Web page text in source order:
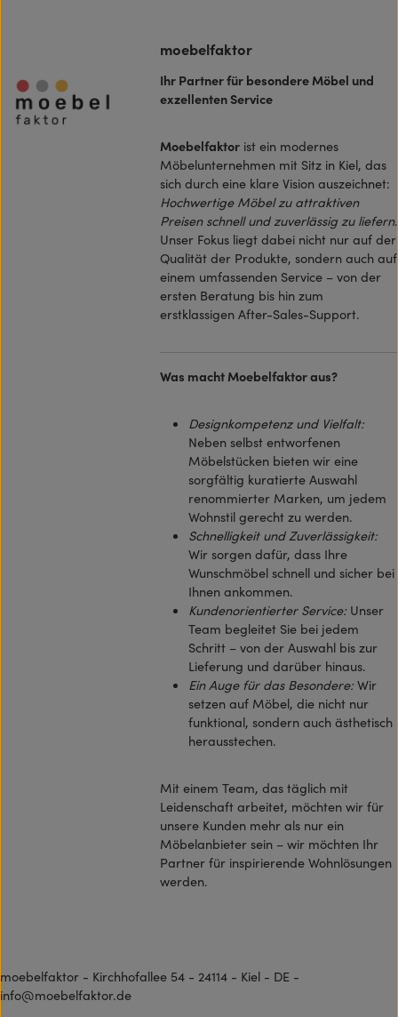
moebelfaktor
Ihr Partner für besondere Möbel und
exzellenten Service
Moebelfaktor ist ein modernes
Möbelunternehmen mit Sitz in Kiel, das
sich durch eine klare Vision auszeichnet:
Hochwertige Möbel zu attraktiven
Preisen schnell und zuverlässig zu liefern.
Unser Fokus liegt dabei nicht nur auf der
Qualität der Produkte, sondern auch auf
einem umfassenden Service – von der
ersten Beratung bis hin zum
erstklassigen After-Sales-Support.
Was macht Moebelfaktor aus?
Designkompetenz und Vielfalt:
Neben selbst entworfenen
Möbelstücken bieten wir eine
sorgfältig kuratierte Auswahl
renommierter Marken, um jedem
Wohnstil gerecht zu werden.
Schnelligkeit und Zuverlässigkeit:
Wir sorgen dafür, dass Ihre
Wunschmöbel schnell und sicher bei
Ihnen ankommen.
Kundenorientierter Service: Unser
Team begleitet Sie bei jedem
Schritt – von der Auswahl bis zur
Lieferung und darüber hinaus.
Ein Auge für das Besondere: Wir
setzen auf Möbel, die nicht nur
funktional, sondern auch ästhetisch
herausstechen.
Mit einem Team, das täglich mit
Leidenschaft arbeitet, möchten wir für
unsere Kunden mehr als nur ein
Möbelanbieter sein – wir möchten Ihr
Partner für inspirierende Wohnlösungen
werden.
moebelfaktor - Kirchhofallee 54 - 24114 - Kiel - DE -
info@moebelfaktor.de